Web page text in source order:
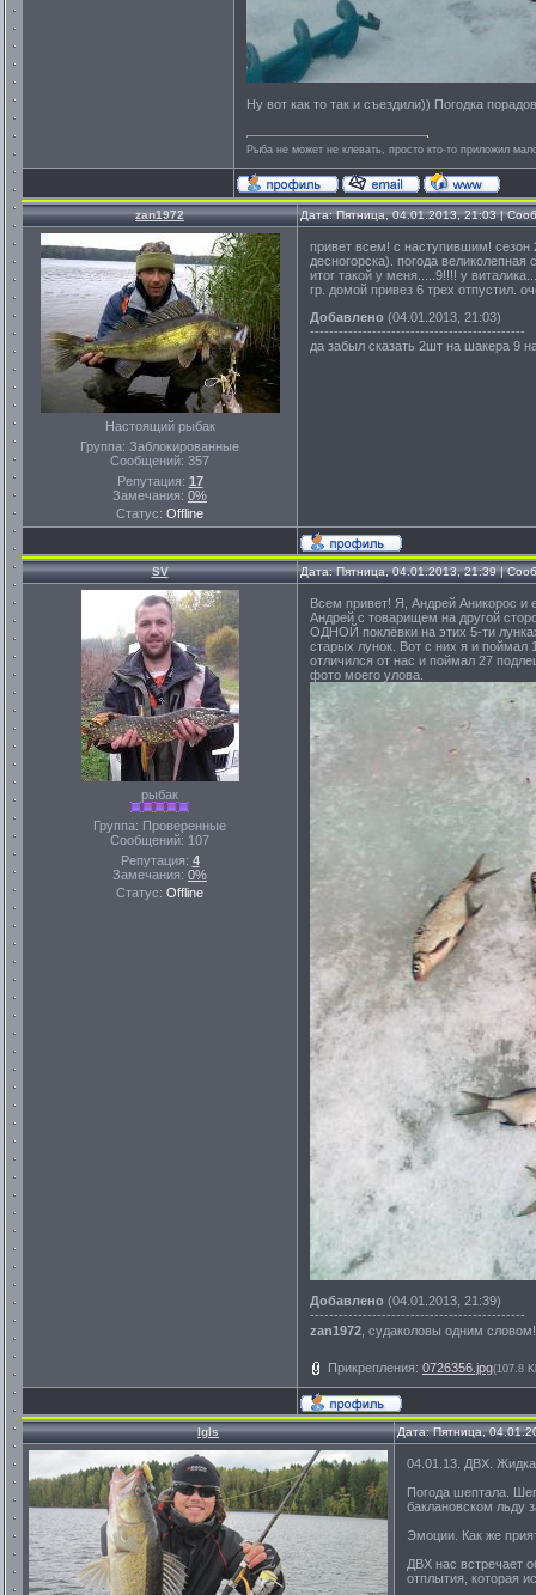
Ну вот как то так и съездили)) Погодка
Рыба не может не клевать, просто кто-то приложил
zan1972 Дата: Пятница, 04.01.2013, 21:03 |
Настоящий рыбак
Группа: Заблокированные
Сообщений: 357
Репутация: 17
Замечания: 0%
Статус: Offline
привет всем! с наступившим! сезон
десногорска). погода
итог такой у меня.....9!!!! у
гр. домой привез 6 трех отпустил.
Добавлено (04.01.2013, 21:03)
---------------------------------------------
да забыл сказать 2шт на шакера 9
SV Дата: Пятница, 04.01.2013, 21:39 |
рыбак
Группа: Проверенные
Сообщений: 107
Репутация: 4
Замечания: 0%
Статус: Offline
Всем привет! Я, Андрей Аникорос и
Андрей с товарищем на другой
ОДНОЙ поклёвки на этих 5-ти
старых лунок. Вот с них я и поймал
отличился от нас и поймал 27
фото моего улова.
Добавлено (04.01.2013, 21:39)
---------------------------------------------
zan1972 , судаколовы одним
Прикрепления: 0726356.jpg(107.8
Igls Дата: Пятница,
04.01.13. ДВХ.
Погода шептала.
баклановском льду
Эмоции. Как же
ДВХ нас встречает
отплытия, которая